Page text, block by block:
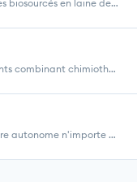
Des panneaux acoustiques biosourcés en laine de m...
Crée des nanomédicaments combinant chimiothérap...
l'IA embarquée pour rendre autonome n'importe que...